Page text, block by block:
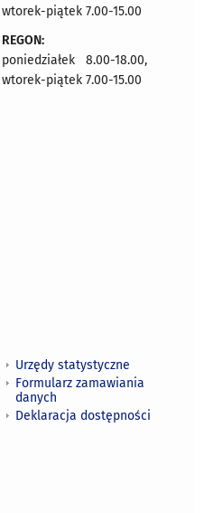
wtorek-piątek 7.00-15.00
REGON:
poniedziałek 8.00-18.00,
wtorek-piątek 7.00-15.00
Urzędy statystyczne
Formularz zamawiania
danych
Deklaracja dostępności